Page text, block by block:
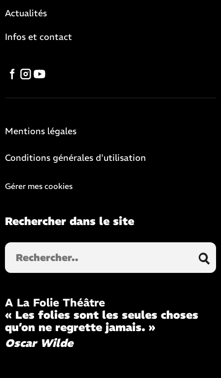
Actualités
Infos et contact
Mentions légales
Conditions générales d'utilisation
Gérer mes cookies
Rechercher dans le site
Rechercher
dans
le
A La Folie Théâtre
« Les folies sont les seules choses
qu’on ne regrette jamais. »
Oscar Wilde